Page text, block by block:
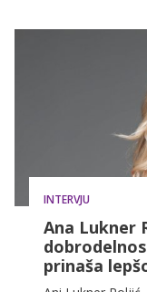
bo držala vašo
trenutka, imamo
rezervirajte
INTERVJU
Ana Lukner
prinaša